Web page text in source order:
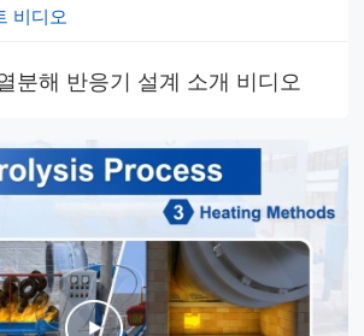
비디오
분해 반응기 설계 소개 비디오